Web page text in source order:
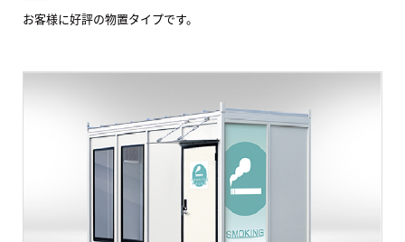
お客様に好評の物置タイプです。